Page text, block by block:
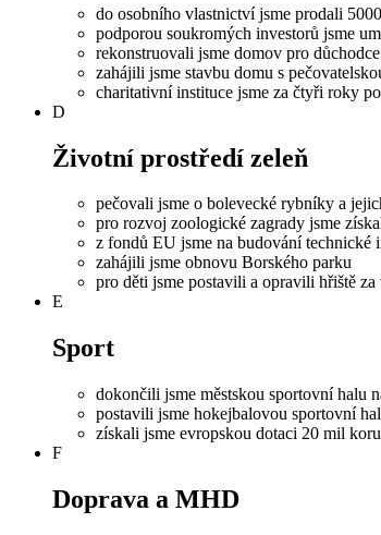
do osobního vlastnictví jsme prodali
podporou soukromých investorů jsme
rekonstruovali jsme domov pro
zahájili jsme stavbu domu s
charitativní instituce jsme za čtyři roky
D
Životní prostředí zeleň
pečovali jsme o bolevecké rybníky a
pro rozvoj zoologické zagrady jsme
z fondů EU jsme na budování
zahájili jsme obnovu Borského parku
pro děti jsme postavili a opravili hřiště
E
Sport
dokončili jsme městskou sportovní halu
postavili jsme hokejbalovou sportovní
získali jsme evropskou dotaci 20 mil
F
Doprava a MHD